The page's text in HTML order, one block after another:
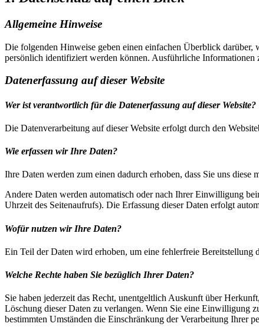
Allgemeine Hinweise
Die folgenden Hinweise geben einen einfachen Überblick darüber,
persönlich identifiziert werden können. Ausführliche Informationen
Datenerfassung auf dieser Website
Wer ist verantwortlich für die Datenerfassung auf dieser Website?
Die Datenverarbeitung auf dieser Website erfolgt durch den
Wie erfassen wir Ihre Daten?
Ihre Daten werden zum einen dadurch erhoben, dass Sie uns
Andere Daten werden automatisch oder nach Ihrer Einwilligung
Uhrzeit des Seitenaufrufs). Die Erfassung dieser Daten erfolgt
Wofür nutzen wir Ihre Daten?
Ein Teil der Daten wird erhoben, um eine fehlerfreie Bereitstellung
Welche Rechte haben Sie bezüglich Ihrer Daten?
Sie haben jederzeit das Recht, unentgeltlich Auskunft über
Löschung dieser Daten zu verlangen. Wenn Sie eine Einwilligung
bestimmten Umständen die Einschränkung der Verarbeitung Ihrer